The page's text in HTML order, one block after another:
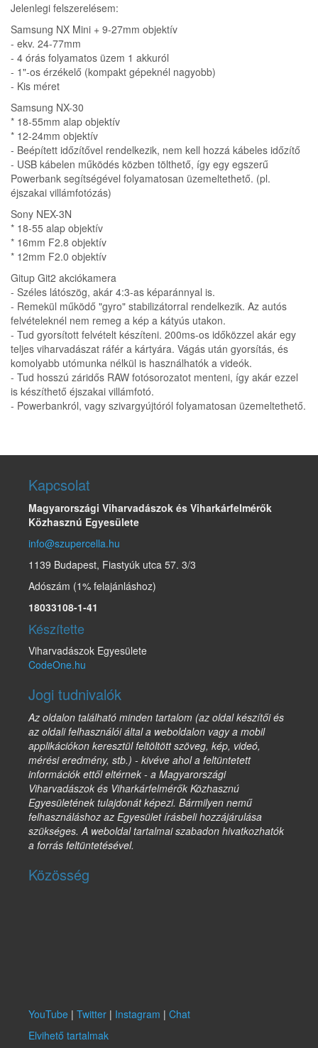
Jelenlegi felszerelésem:
Samsung NX Mini + 9-27mm objektív
- ekv. 24-77mm
- 4 órás folyamatos üzem 1 akkuról
- 1"-os érzékelő (kompakt gépeknél nagyobb)
- Kis méret
Samsung NX-30
* 18-55mm alap objektív
* 12-24mm objektív
- Beépített időzítővel rendelkezik, nem kell hozzá kábeles időzítő
- USB kábelen működés közben tölthető, így egy egszerű
Powerbank segítségével folyamatosan üzemeltethető. (pl.
éjszakai villámfotózás)
Sony NEX-3N
* 18-55 alap objektív
* 16mm F2.8 objektív
* 12mm F2.0 objektív
Gitup Git2 akciókamera
- Széles látószög, akár 4:3-as képaránnyal is.
- Remekül működő "gyro" stabilizátorral rendelkezik. Az autós
felvételeknél nem remeg a kép a kátyús utakon.
- Tud gyorsított felvételt készíteni. 200ms-os időközzel akár egy
teljes viharvadászat ráfér a kártyára. Vágás után gyorsítás, és
komolyabb utómunka nélkül is használhatók a videók.
- Tud hosszú záridős RAW fotósorozatot menteni, így akár ezzel
is készíthető éjszakai villámfotó.
- Powerbankról, vagy szivargyújtóról folyamatosan üzemeltethető.
Kapcsolat
Magyarországi Viharvadászok és Viharkárfelmérők
Közhasznú Egyesülete
info@szupercella.hu
1139 Budapest, Fiastyúk utca 57. 3/3
Adószám (1% felajánláshoz)
18033108-1-41
Készítette
Viharvadászok Egyesülete
CodeOne.hu
Jogi tudnivalók
Az oldalon található minden tartalom (az oldal készítői és
az oldali felhasználói által a weboldalon vagy a mobil
applikációkon keresztül feltöltött szöveg, kép, videó,
mérési eredmény, stb.) - kivéve ahol a feltüntetett
információk ettől eltérnek - a Magyarországi
Viharvadászok és Viharkárfelmérők Közhasznú
Egyesületének tulajdonát képezi. Bármilyen nemű
felhasználáshoz az Egyesület írásbeli hozzájárulása
szükséges. A weboldal tartalmai szabadon hivatkozhatók
a forrás feltüntetésével.
Közösség
YouTube | Twitter | Instagram | Chat
Elvihető tartalmak